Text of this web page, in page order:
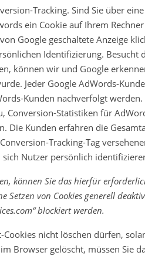
Tracking. Sind Sie über
ein Cookie auf Ihrem
Google geschaltete Anzeige
Identifizierung. Besucht
können wir und Google
Jeder Google AdWords-
Kunden nachverfolgt
Conversion-Statistiken für
Die Kunden erfahren die
Tracking-Tag
Nutzer persönlich
können Sie das hierfür
Setzen von Cookies generell
blockiert werden.
nicht löschen dürfen,
Browser gelöscht, müssen Sie